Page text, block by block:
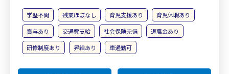
学歴不問 残業ほぼなし 育児支援あり
育児休暇あり
賞与あり
交通費支給 社会保険完備
退職金あり
研修制度あり
昇給あり 車通勤可